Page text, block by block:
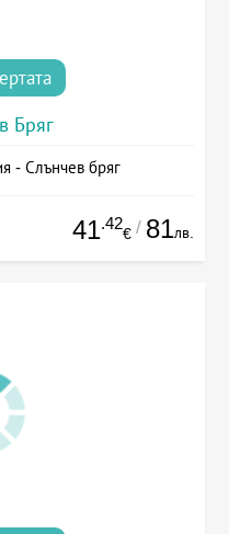
Бряг
- Слънчев бряг
41.42
€ / 81лв.